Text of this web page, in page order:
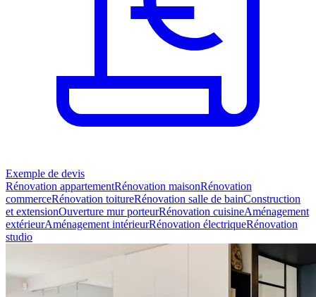
Exemple de devis
Rénovation appartementRénovation maisonRénovation
commerceRénovation toitureRénovation salle de bainConstruction
et extensionOuverture mur porteurRénovation cuisineAménagement
extérieurAménagement intérieurRénovation électriqueRénovation
studio